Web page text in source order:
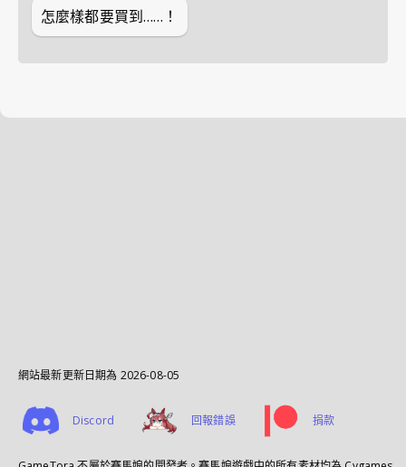
怎麼樣都要買到……！
網站最新更新日期為 2026-08-05
Discord 回報錯誤 捐款